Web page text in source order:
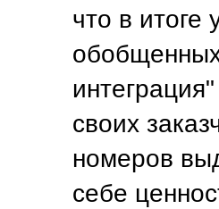
что в итоге
своих
номеров
себе